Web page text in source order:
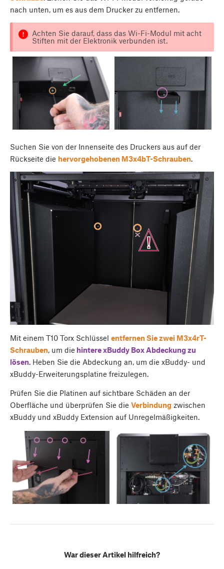
nach unten, um es aus dem Drucker zu entfernen.
Achten Sie darauf, dass das Wi-Fi-Modul mit acht
Stiften mit der Elektronik verbunden ist.
Suchen Sie von der Innenseite des Druckers aus auf der
Rückseite die hervorgehobenen M3x4bT-Schrauben.
Mit einem T10 Torx Schlüssel entfernen Sie zwei M3x4rT-
Schrauben, um die hinterexBuddy Box Abdeckung zu
lösen. Heben Sie die Abdeckung an, um die xBuddy- und
xBuddy-Erweiterungsplatine freizulegen.
Prüfen Sie die Platinen auf sichtbare Schäden an der
Oberfläche und überprüfen Sie die Verbindung zwischen
xBuddy und xBuddy Extension auf Unregelmäßigkeiten.
War dieser Artikel hilfreich?